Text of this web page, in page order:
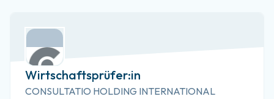
Wirtschaftsprüfer:in
CONSULTATIO HOLDING INTERNATIONAL